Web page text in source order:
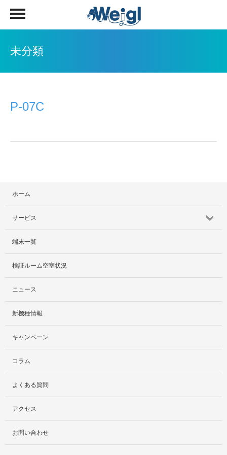
未分類
P-07C
ホーム
サービス
サービス紹介
社外貸出プラン
検証ルーム
料金プラン
レンタルルームプラン
お手軽検証パック
端末一覧
検証ルーム空室状況
ニュース
新機種情報
キャンペーン
コラム
よくある質問
アクセス
お問い合わせ